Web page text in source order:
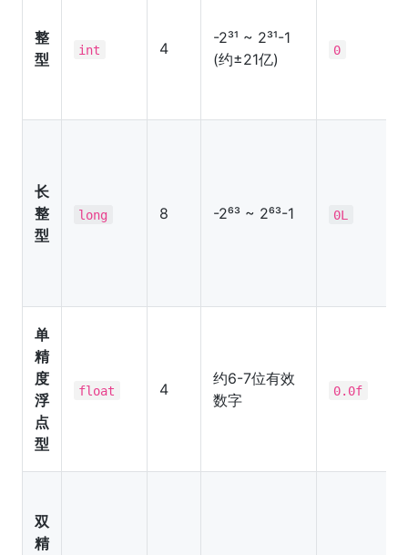
整
型
int 4
-2³¹ ~ 2³¹-1
(约±21亿)
0
长
整
型
long 8 -2⁶³ ~ 2⁶³-1 0L
单
精
度
浮
点
型
float 4
约6-7位有效
数字
0.0f
双
精